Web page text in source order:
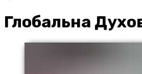
Глобальна